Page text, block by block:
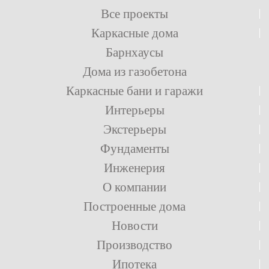
Все проекты
Каркасные дома
Барнхаусы
Дома из газобетона
Каркасные бани и гаражи
Интерьеры
Экстерьеры
Фундаменты
Инженерия
О компании
Построенные дома
Новости
Производство
Ипотека